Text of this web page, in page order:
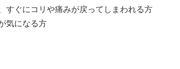
すぐにコリや痛みが戻ってしまわれる方
気になる方